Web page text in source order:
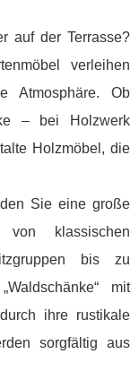
auf der Terrasse?
verleihen
Atmosphäre. Ob
– bei Holzwerk
Holzmöbel, die
Sie eine große
klassischen
bis zu
mit
ihre rustikale
sorgfältig aus